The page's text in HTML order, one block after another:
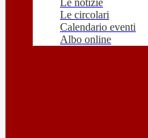
Le notizie
Le circolari
Calendario eventi
Albo online